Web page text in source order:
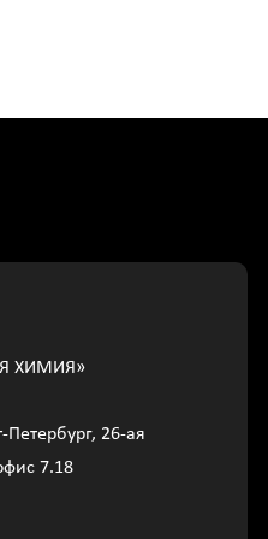
ХИМИЯ»
Петербург, 26-ая
7.18